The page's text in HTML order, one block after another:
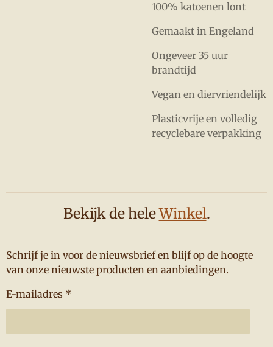
100% katoenen lont
Gemaakt in Engeland
Ongeveer 35 uur
brandtijd
Vegan en diervriendelijk
Plasticvrije en volledig
recyclebare verpakking
Bekijk de heleWinkel.
Schrijf je in voor de nieuwsbrief en blijf op de hoogte
van onze nieuwste producten en aanbiedingen.
E-mailadres *